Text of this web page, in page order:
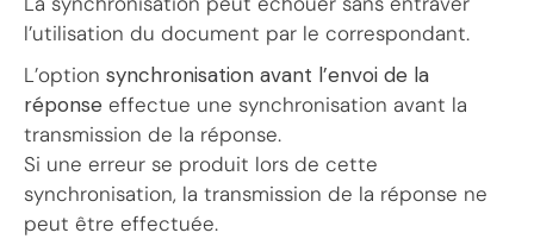
l’utilisation du document par le correspondant.
L’option synchronisation avant l’envoi de la
réponse effectue une synchronisation avant la
transmission de la réponse.
Si une erreur se produit lors de cette
synchronisation, la transmission de la réponse ne
peut être effectuée.